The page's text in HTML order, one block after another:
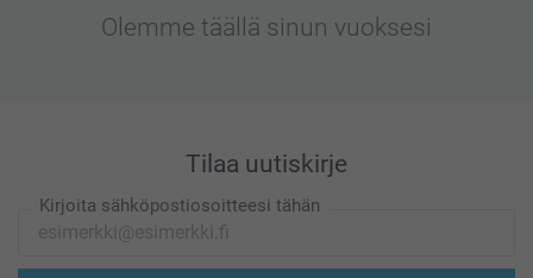
Olemme täällä sinun vuoksesi
Tilaa uutiskirje
Kirjoita sähköpostiosoitteesi tähän